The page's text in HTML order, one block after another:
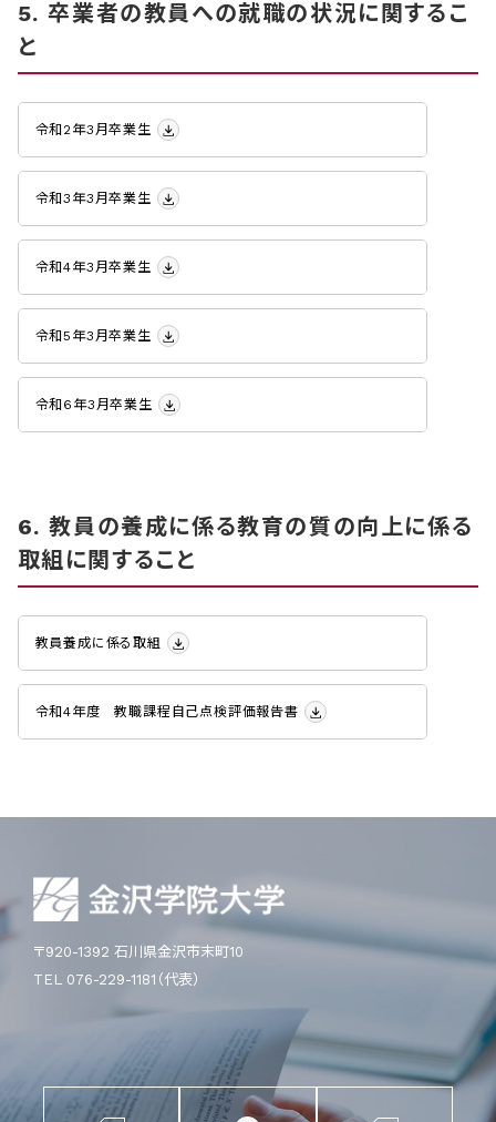
5. 卒業者の教員への就職の状況に関するこ
と
令和2年3月卒業生
令和3年3月卒業生
令和4年3月卒業生
令和5年3月卒業生
令和6年3月卒業生
6. 教員の養成に係る教育の質の向上に係る
取組に関すること
教員養成に係る取組
令和4年度 教職課程自己点検評価報告書
〒920-1392 石川県金沢市末町10
TEL 076-229-1181（代表）